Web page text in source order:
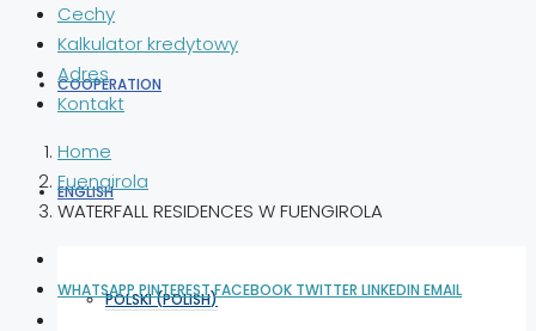
COOPERATION
ENGLISH
POLSKI(POLISH)
Cechy
Kalkulator kredytowy
Adres
Kontakt
Home
Fuengirola
WATERFALL RESIDENCES W FUENGIROLA
WHATSAPPPINTERESTFACEBOOK TWITTER LINKEDIN EMAIL